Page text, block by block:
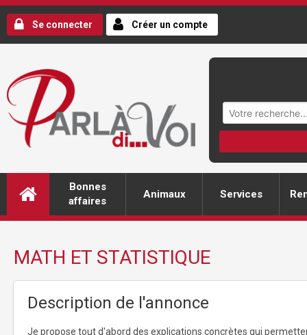
Se connecter Créer un compte
Bonnes
affaires
Animaux Services
MATH ET STATISTIQUE
Description de l'annonce
Je propose tout d'abord des explications concrètes qui